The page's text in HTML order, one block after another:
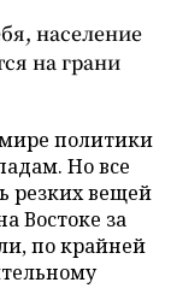
население
на грани
политики
Но все
резких вещей
Востоке за
по крайней